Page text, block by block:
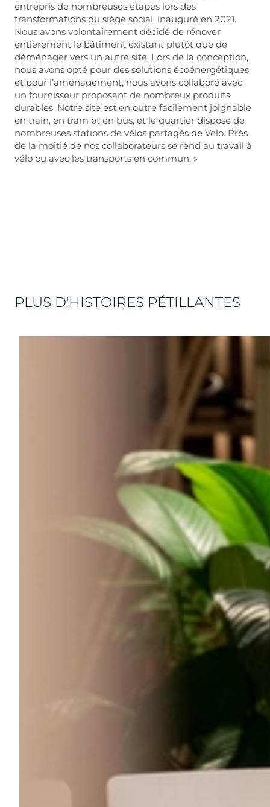
entrepris de nombreuses étapes lors des
transformations du siège social, inauguré en 2021.
Nous avons volontairement décidé de rénover
entièrement le bâtiment existant plutôt que de
déménager vers un autre site. Lors de la conception,
nous avons opté pour des solutions écoénergétiques
et pour l’aménagement, nous avons collaboré avec
un fournisseur proposant de nombreux produits
durables. Notre site est en outre facilement joignable
en train, en tram et en bus, et le quartier dispose de
nombreuses stations de vélos partagés de Velo. Près
de la moitié de nos collaborateurs se rend au travail à
vélo ou avec les transports en commun. »
PLUS D'HISTOIRES PÉTILLANTES